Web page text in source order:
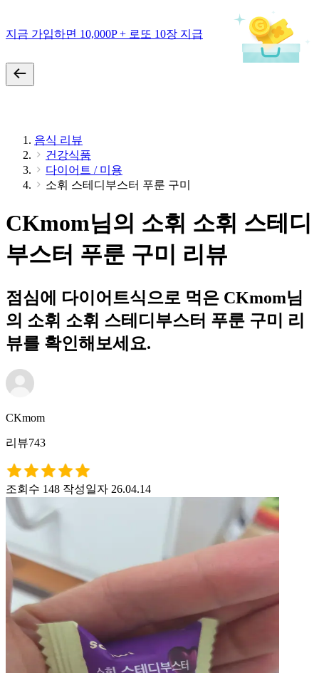
지금 가입하면 10,000P + 로또 10장 지급
음식 리뷰
건강식품
다이어트 / 미용
소휘 스테디부스터 푸룬 구미
CKmom님의 소휘 소휘 스테디
부스터 푸룬 구미 리뷰
점심에 다이어트식으로 먹은 CKmom님
의 소휘 소휘 스테디부스터 푸룬 구미 리
뷰를 확인해보세요.
CKmom
리뷰743
조회수 148 작성일자 26.04.14